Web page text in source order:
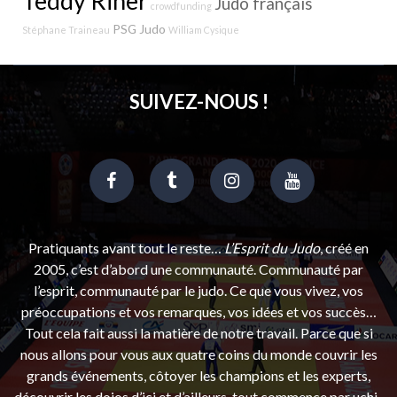
crowdfunding
Stéphane Traineau PSG Judo William Cysique
SUIVEZ-NOUS !
Pratiquants avant tout le reste…L’Esprit du Judo, créé en
2005, c’est d’abord une communauté. Communauté par
l’esprit, communauté par le judo. Ce que vous vivez, vos
préoccupations et vos remarques, vos idées et vos succès…
Tout cela fait aussi la matière de notre travail. Parce que si
nous allons pour vous aux quatre coins du monde couvrir les
grands événements, côtoyer les champions et les experts,